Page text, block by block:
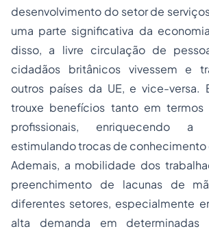
desenvolvimento do setor de
uma parte significativa da
disso, a livre circulação de
cidadãos britânicos vivessem e
outros países da UE, e vice-versa.
trouxe benefícios tanto em termos
profissionais, enriquecendo a
estimulando trocas de conhecimento
Ademais, a mobilidade dos
preenchimento de lacunas de
diferentes setores, especialmente
alta demanda em determinadas